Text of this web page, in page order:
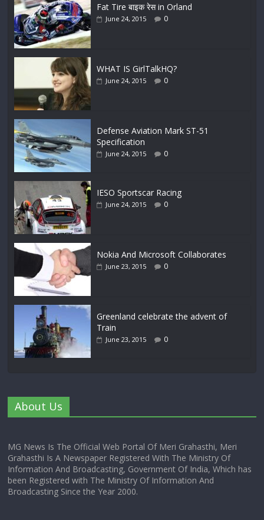
Fat Tire बाइक रेस in Orland
June 24, 2015 0
WHAT IS GirlTalkHQ?
June 24, 2015 0
Defense Aviation Mark ST-51
Specification
June 24, 2015 0
IESO Sportscar Racing
June 24, 2015 0
Nokia And Microsoft Collaborates
June 23, 2015 0
Greenland celebrate the advent of
Train
June 23, 2015 0
About Us
MG News Is The Official Web Portal Of Meri Grahasthi, Meri
Grahasthi Is A Newspaper Registered With The Ministry Of
Information And Broadcasting, Government Of India, Which has
been Registered with The Ministry Of Information And
Broadcasting Since the Year 2000.